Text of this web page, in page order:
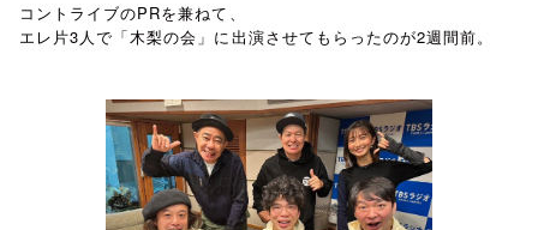
コントライブのPRを兼ねて、
エレ片3人で「木梨の会」に出演させてもらったのが2週間前。